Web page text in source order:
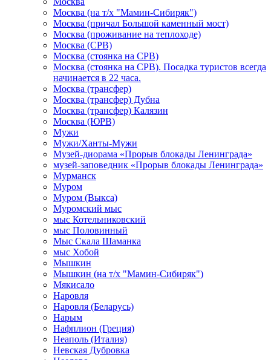
Москва (на т/х "Мамин-Сибиряк")
Москва (причал Большой каменный мост)
Москва (проживание на теплоходе)
Москва (СРВ)
Москва (стоянка на СРВ)
Москва (стоянка на СРВ). Посадка туристов всегда
начинается в 22 часа.
Москва (трансфер)
Москва (трансфер) Дубна
Москва (трансфер) Калязин
Москва (ЮРВ)
Мужи
Мужи/Ханты-Мужи
Музей-диорама «Прорыв блокады Ленинграда»
музей-заповедник «Прорыв блокады Ленинграда»
Мурманск
Муром
Муром (Выкса)
Муромский мыс
мыс Котельниковский
мыс Половинный
Мыс Скала Шаманка
мыс Хобой
Мышкин
Мышкин (на т/х "Мамин-Сибиряк")
Мякисало
Наровля
Наровля (Беларусь)
Нарым
Нафплион (Греция)
Неаполь (Италия)
Невская Дубровка